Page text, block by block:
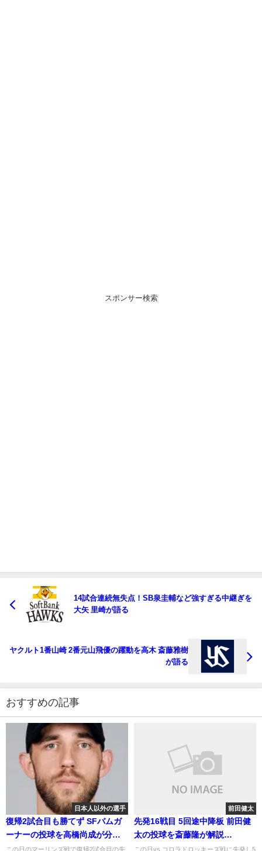
スポンサー検索
14試合連続無失点！SB泉圭輔など強すぎる中継ぎを
大矢 里崎が語る
ヤクルト1番山崎 2番元山飛優の躍動を高木 斎藤雅樹
が語る
おすすめの記事
日本人以外の選手
復帰2試合目も勝てず SFバムガ
ーナーの投球を高橋尚成が分析
2018年6月12日
この日のマーリンズ戦で復帰2試合目の先
前田健太
先発16戦目 5回途中降板 前田健
太の投球を斎藤隆が解説
2019.7.1
この日vs.コロラドロッキーズ戦に先発し5